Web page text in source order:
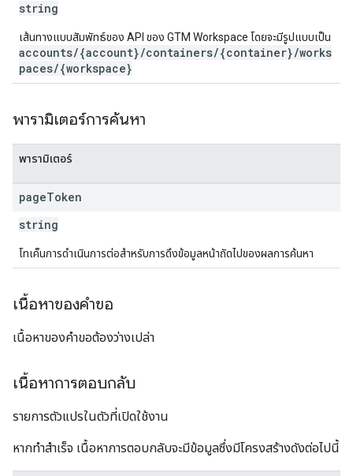
string
เส้นทางแบบสัมพัทธ์ของ API ของ GTM Workspace โดยจะมีรูปแบบเป็น
accounts/{account}/containers/{container}/works
paces/{workspace}
พารามิเตอร์การค้นหา
พารามิเตอร์
pageToken
string
โทเค็นการดําเนินการต่อสำหรับการดึงข้อมูลหน้าถัดไปของผลการค้นหา
เนื้อหาของคำขอ
เนื้อหาของคำขอต้องว่างเปล่า
เนื้อหาการตอบกลับ
รายการตัวแปรในตัวที่เปิดใช้งาน
หากทำสำเร็จ เนื้อหาการตอบกลับจะมีข้อมูลซึ่งมีโครงสร้างดังต่อไปนี้